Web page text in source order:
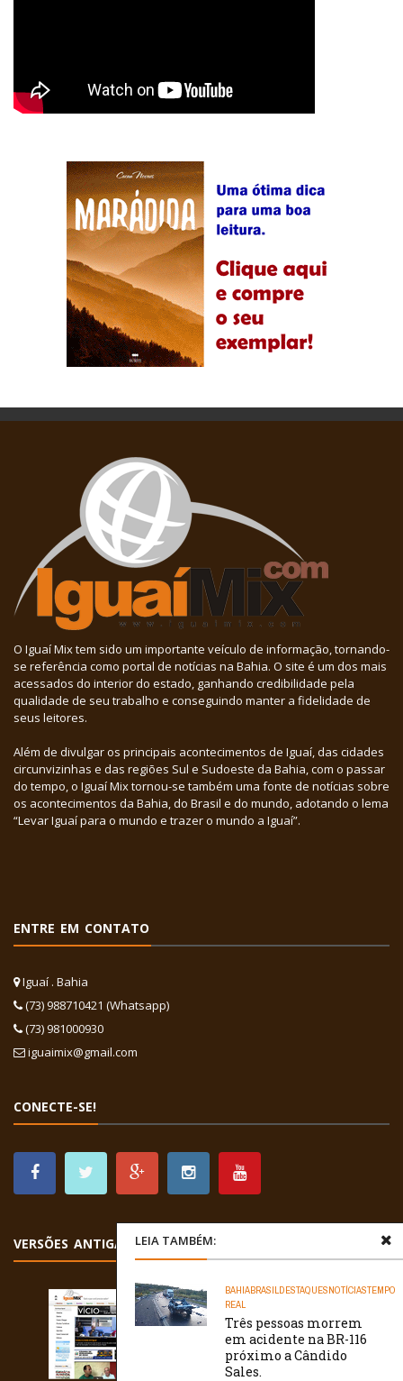
LEIA TAMBÉM:
BAHIABRASILDESTAQUESNOTÍCIASTEMPO
REAL
Três pessoas morrem
em acidente na BR-116
próximo a Cândido
Sales.
O Iguaí Mix tem sido um importante veículo de informação, tornando-
se referência como portal de notícias na Bahia. O site é um dos mais
acessados do interior do estado, ganhando credibilidade pela
qualidade de seu trabalho e conseguindo manter a fidelidade de
seus leitores.
Além de divulgar os principais acontecimentos de Iguaí, das cidades
circunvizinhas e das regiões Sul e Sudoeste da Bahia, com o passar
do tempo, o Iguaí Mix tornou-se também uma fonte de notícias sobre
os acontecimentos da Bahia, do Brasil e do mundo, adotando o lema
“Levar Iguaí para o mundo e trazer o mundo a Iguaí”.
ENTRE EM CONTATO
Iguaí . Bahia
(73) 988710421 (Whatsapp)
(73) 981000930
iguaimix@gmail.com
CONECTE-SE!
VERSÕES ANTIGAS